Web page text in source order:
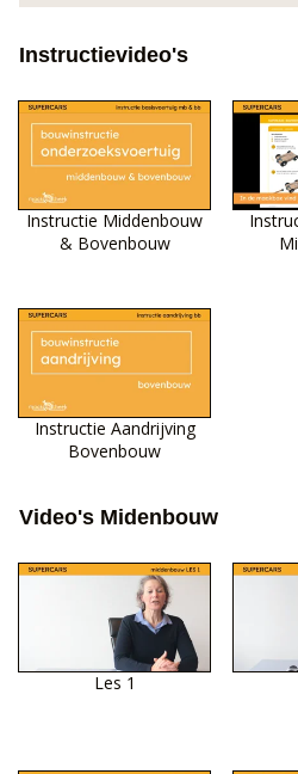
Instructievideo's
Instructie Middenbouw
& Bovenbouw
Instructie Aandrijving
Bovenbouw
Video's Midenbouw
Les 1